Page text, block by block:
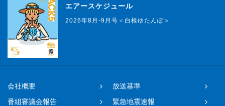
エアースケジュール
2026年8月-9月号＜白根ゆたんぽ＞
会社概要
放送基準
番組審議会報告
緊急地震速報